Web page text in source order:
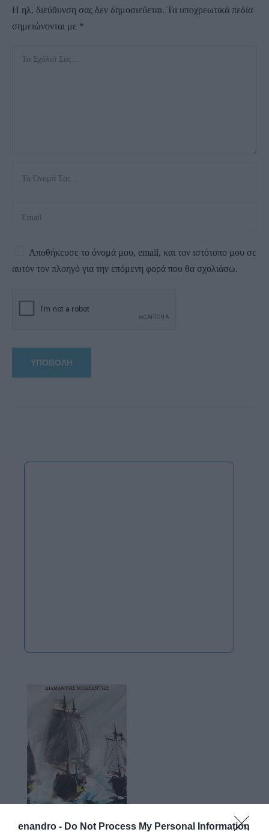
enandro - Do Not Process My Personal Information
Η ηλ. διεύθυνση σας δεν δημοσιεύεται. Τα υποχρεωτικά πεδία
σημειώνονται με *
Αποθήκευσε το όνομά μου, email, και τον ιστότοπο μου σε
αυτόν τον πλοηγό για την επόμενη φορά που θα σχολιάσω.